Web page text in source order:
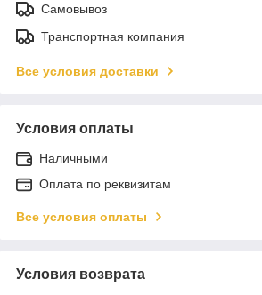
Самовывоз
Транспортная компания
Все условия доставки
Условия оплаты
Наличными
Оплата по реквизитам
Все условия оплаты
Условия возврата